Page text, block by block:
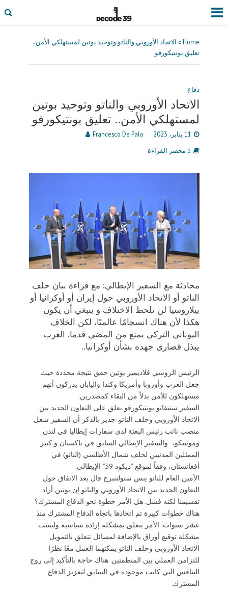
Home
» الاتحاد الأوروبي والناتو وتوحيد بوتين لمستهلكي الأمن..
تعليق بونتيكورفو
دفاع
الاتحاد الأوروبي والناتو وتوحيد بوتين
لمستهلكي الأمن.. تعليق بونتيكورفو
11 يناير، 2023
Francesco De Palo
3 محضر القراءة
محادثة مع السفير الإيطالي: مع قراءة بيان حلف
الناتو أو الاتحاد الأوروبي حول إيران أو أوكرانيا أو
بيلاروسيا لن تلحظ الاختلاف و ينبغي أن يكون
هكذا لأن هناك انسجامًا عالميًا، لكن الخلاف
اليوناني التركي يمنع من المضي قدما. الغرب
يبذل قصارى جهده بشأن أوكرانيا..
الرئيس الروسي فلاديمير بوتين حقق نتيجة محددة حيث
جعل الغرب وأوروبا وأمريكا وكندا واليابان يدركون أنهم
مستهلكون للأمن بدلاً من البقاء كمصدرين.
السفير ستيفانو بونتيكورفو يعلق على التعاون الجديد بين
الاتحاد الأوروبي وحلف الناتو. جدير بالذكر أن السفير شغل
منصب نائب رئيس البعثة لدى سفارات إيطاليا في لندن
وموسكو، والسفير الإيطالي السابق في باكستان و كبير
الممثلين المدنيين لحلف شمال الأطلسي (الناتو) في
أفغانستان، وفقاً لموقع “ديكود 39” الإيطالي.
الأمين العام للناتو ينس ستولتنبرج قال بعد الاتفاق حول
التعاون الجديد بين الاتحاد الأوروبي والناتو إن بوتين أراد
تقسيمنا لكنه فشل. هل الأمر خطوة نحو الدفاع المشترك؟
هناك خطوات كبيرة تم اتخاذها باتجاه الدفاع المشترك منذ
عشر سنوات: الأمر يتعلق بمشكلة إرادة سياسية وليست
مشكلة توقيع أوراق بالإضافة لمسائل تتعلق بالتمويل.
الاتحاد الأوروبي وحلف الناتو يمكنهما العمل معًا نظرًا
للتزامن العملي بين المنظمتين. هناك حاجة بالتأكيد إلى روح
التنافس التي كانت موجودة في السابق لتعزيز الدفاع
المشترك.